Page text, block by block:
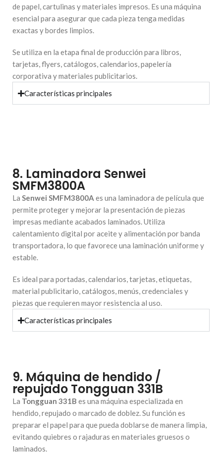
de papel, cartulinas y materiales impresos. Es una máquina
esencial para asegurar que cada pieza tenga medidas
exactas y bordes limpios.
Se utiliza en la etapa final de producción para libros,
tarjetas, flyers, catálogos, calendarios, papelería
corporativa y materiales publicitarios.
Características principales
8. Laminadora Senwei
SMFM3800A
La Senwei SMFM3800A es una laminadora de película que
permite proteger y mejorar la presentación de piezas
impresas mediante acabados laminados. Utiliza
calentamiento digital por aceite y alimentación por banda
transportadora, lo que favorece una laminación uniforme y
estable.
Es ideal para portadas, calendarios, tarjetas, etiquetas,
material publicitario, catálogos, menús, credenciales y
piezas que requieren mayor resistencia al uso.
Características principales
9. Máquina de hendido /
repujado Tongguan 331B
La Tongguan 331B es una máquina especializada en
hendido, repujado o marcado de doblez. Su función es
preparar el papel para que pueda doblarse de manera limpia,
evitando quiebres o rajaduras en materiales gruesos o
laminados.